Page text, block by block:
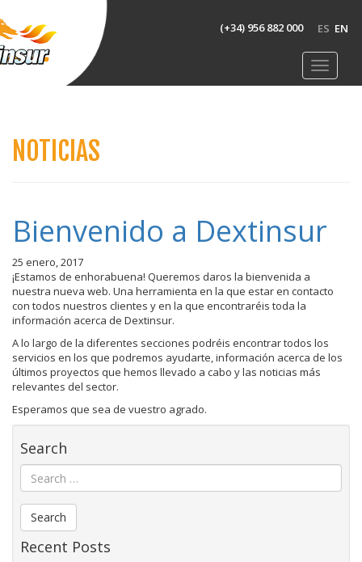
(+34) 956 882 000 ES EN
NOTICIAS
Bienvenido a Dextinsur
25 enero, 2017
¡Estamos de enhorabuena! Queremos daros la bienvenida a
nuestra nueva web. Una herramienta en la que estar en contacto
con todos nuestros clientes y en la que encontraréis toda la
información acerca de Dextinsur.
A lo largo de la diferentes secciones podréis encontrar todos los
servicios en los que podremos ayudarte, información acerca de los
últimos proyectos que hemos llevado a cabo y las noticias más
relevantes del sector.
Esperamos que sea de vuestro agrado.
Search
Recent Posts